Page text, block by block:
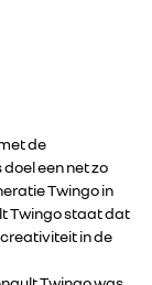
de
een net zo
Twingo in
Twingo staat dat
in de